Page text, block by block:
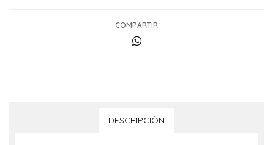
COMPARTIR
DESCRIPCIÓN